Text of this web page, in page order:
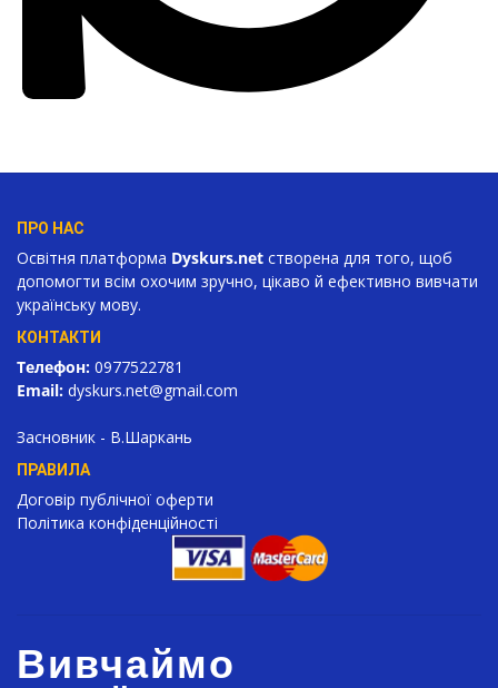
ПРО НАС
Освітня платформа Dyskurs.net створена для того, щоб
допомогти всім охочим зручно, цікаво й ефективно вивчати
українську мову.
КОНТАКТИ
Телефон: 0977522781
Email: dyskurs.net@gmail.com
Засновник - В.Шаркань
ПРАВИЛА
Договір публічної оферти
Політика конфіденційності
Вивчаймо